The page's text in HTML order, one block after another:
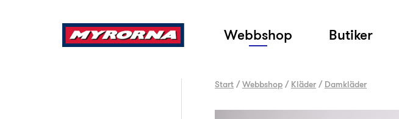
Webbshop Butiker
Start /Webbshop / Kläder / Damkläder